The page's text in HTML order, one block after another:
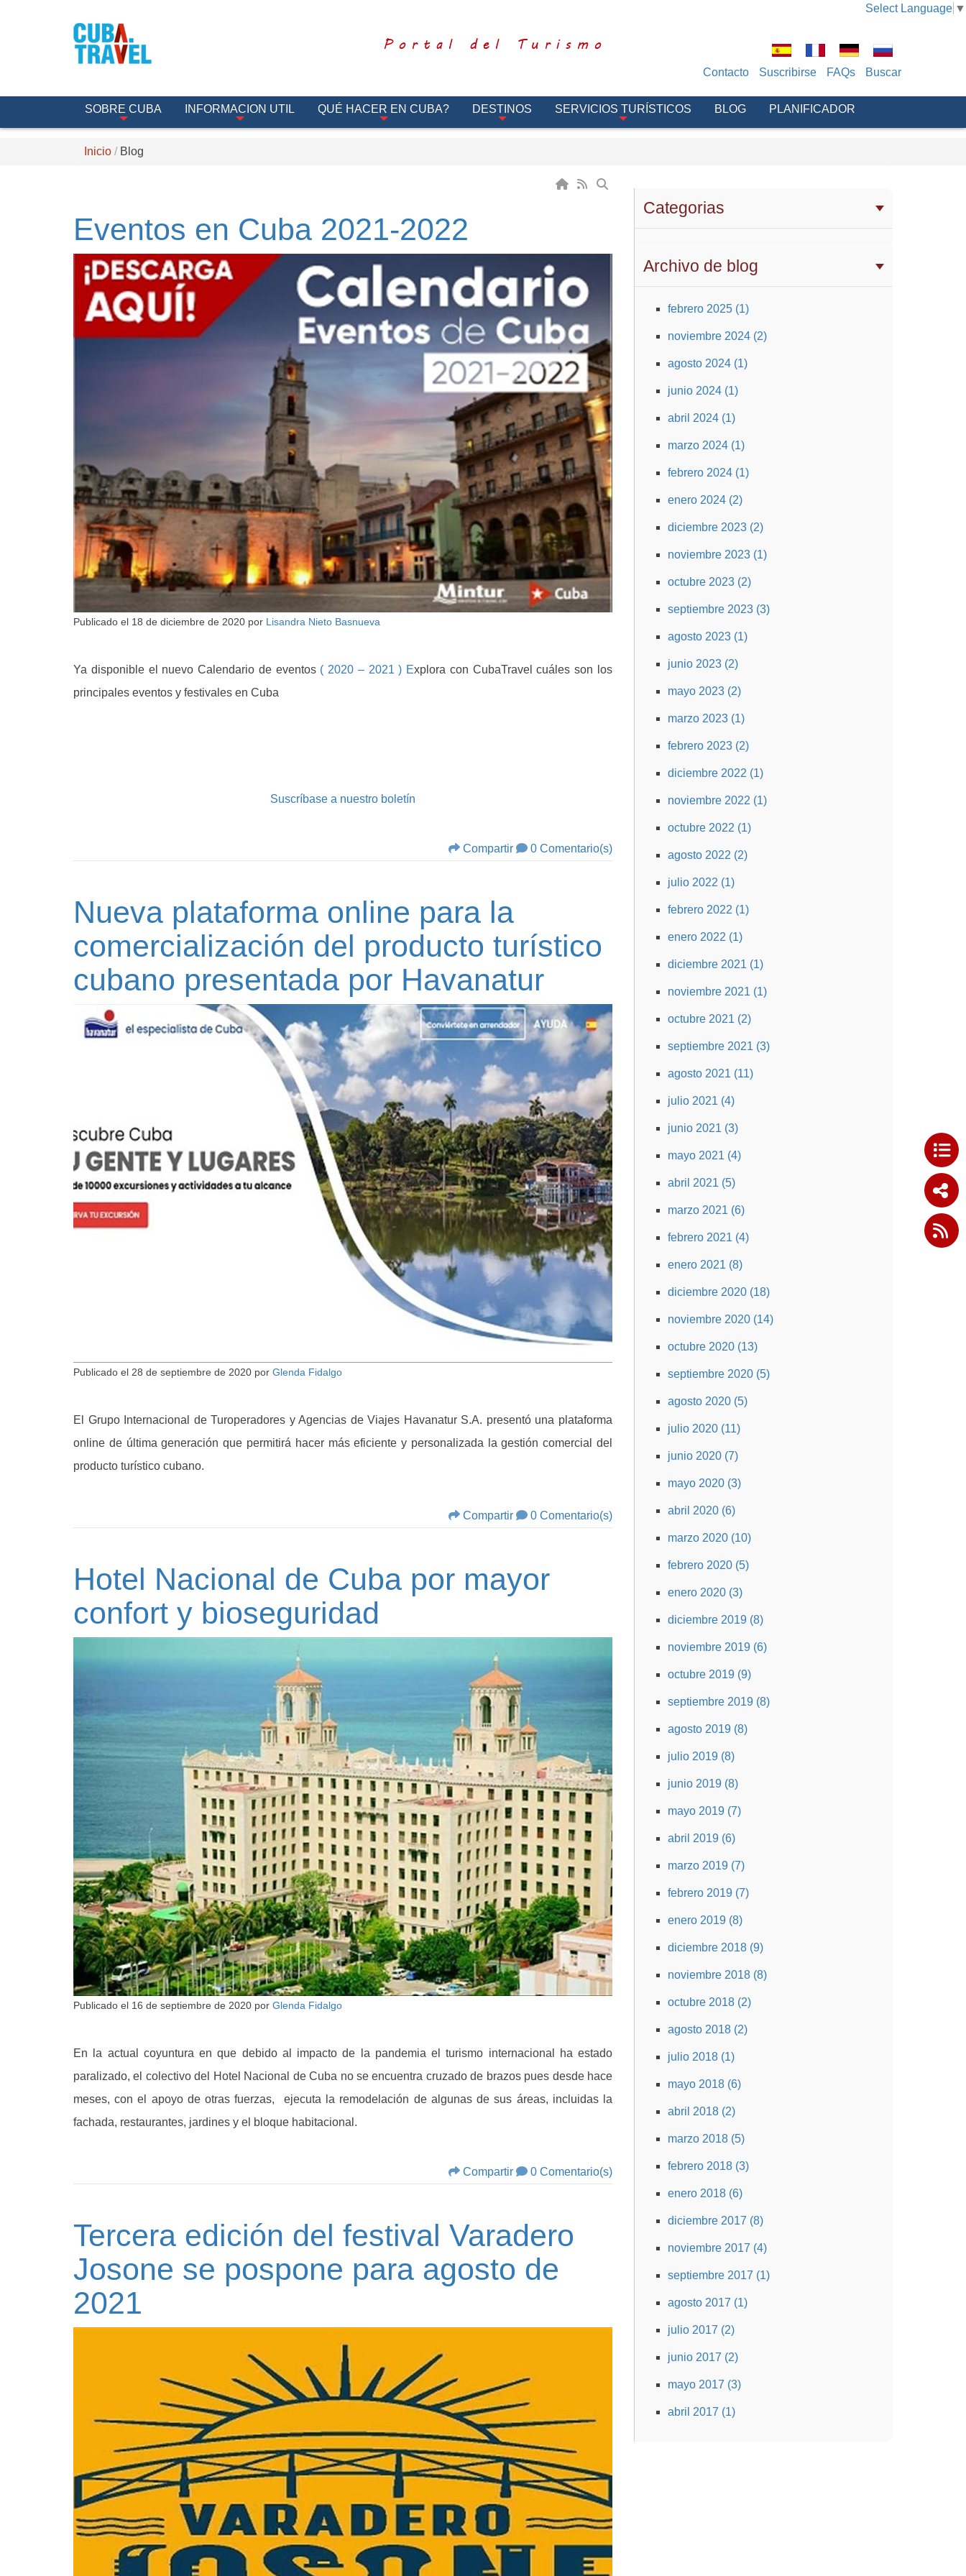
Select Language ▼
Portal del Turismo
Contacto Suscribirse FAQs Buscar
SOBRE CUBA INFORMACION UTIL QUÉ HACER EN CUBA? DESTINOS SERVICIOS TURÍSTICOS BLOG PLANIFICADOR
Inicio Blog
Categorias
Archivo de blog
febrero 2025 (1)
noviembre 2024 (2)
agosto 2024 (1)
junio 2024 (1)
abril 2024 (1)
marzo 2024 (1)
febrero 2024 (1)
enero 2024 (2)
diciembre 2023 (2)
noviembre 2023 (1)
octubre 2023 (2)
septiembre 2023 (3)
agosto 2023 (1)
junio 2023 (2)
mayo 2023 (2)
marzo 2023 (1)
febrero 2023 (2)
diciembre 2022 (1)
noviembre 2022 (1)
octubre 2022 (1)
agosto 2022 (2)
julio 2022 (1)
febrero 2022 (1)
enero 2022 (1)
diciembre 2021 (1)
noviembre 2021 (1)
octubre 2021 (2)
septiembre 2021 (3)
agosto 2021 (11)
julio 2021 (4)
junio 2021 (3)
mayo 2021 (4)
abril 2021 (5)
marzo 2021 (6)
febrero 2021 (4)
enero 2021 (8)
diciembre 2020 (18)
noviembre 2020 (14)
octubre 2020 (13)
septiembre 2020 (5)
agosto 2020 (5)
julio 2020 (11)
junio 2020 (7)
mayo 2020 (3)
abril 2020 (6)
marzo 2020 (10)
febrero 2020 (5)
enero 2020 (3)
diciembre 2019 (8)
noviembre 2019 (6)
octubre 2019 (9)
septiembre 2019 (8)
agosto 2019 (8)
julio 2019 (8)
junio 2019 (8)
mayo 2019 (7)
abril 2019 (6)
marzo 2019 (7)
febrero 2019 (7)
enero 2019 (8)
diciembre 2018 (9)
noviembre 2018 (8)
octubre 2018 (2)
agosto 2018 (2)
julio 2018 (1)
mayo 2018 (6)
abril 2018 (2)
marzo 2018 (5)
febrero 2018 (3)
enero 2018 (6)
diciembre 2017 (8)
noviembre 2017 (4)
septiembre 2017 (1)
agosto 2017 (1)
julio 2017 (2)
junio 2017 (2)
mayo 2017 (3)
abril 2017 (1)
Eventos en Cuba 2021-2022
Publicado el 18 de diciembre de 2020 por Lisandra Nieto Basnueva
Ya disponible el nuevo Calendario de eventos ( 2020 – 2021 ) Explora con CubaTravel cuáles son los
principales eventos y festivales en Cuba
Suscríbase a nuestro boletín
Compartir 0 Comentario(s)
Nueva plataforma online para la
comercialización del producto turístico
cubano presentada por Havanatur
Publicado el 28 de septiembre de 2020 por Glenda Fidalgo
El Grupo Internacional de Turoperadores y Agencias de Viajes Havanatur S.A. presentó una plataforma
online de última generación que permitirá hacer más eficiente y personalizada la gestión comercial del
producto turístico cubano.
Compartir 0 Comentario(s)
Hotel Nacional de Cuba por mayor
confort y bioseguridad
Publicado el 16 de septiembre de 2020 por Glenda Fidalgo
En la actual coyuntura en que debido al impacto de la pandemia el turismo internacional ha estado
paralizado, el colectivo del Hotel Nacional de Cuba no se encuentra cruzado de brazos pues desde hace
meses, con el apoyo de otras fuerzas, ejecuta la remodelación de algunas de sus áreas, incluidas la
fachada, restaurantes, jardines y el bloque habitacional.
Compartir 0 Comentario(s)
Tercera edición del festival Varadero
Josone se pospone para agosto de
2021